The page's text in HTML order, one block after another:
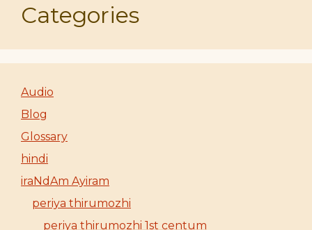
Categories
Audio
Blog
Glossary
hindi
iraNdAm Ayiram
periya thirumozhi
periya thirumozhi 1st centum